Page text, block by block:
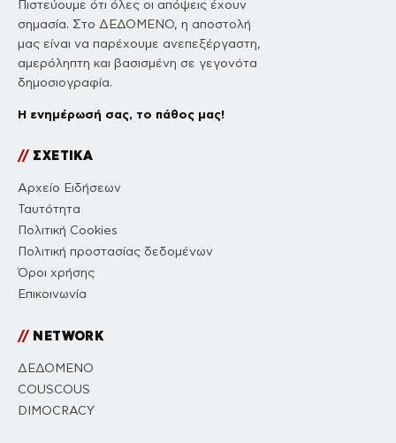
Πιστεύουμε ότι όλες οι απόψεις έχουν
σημασία. Στο ΔΕΔΟΜΕΝΟ, η αποστολή
μας είναι να παρέχουμε ανεπεξέργαστη,
αμερόληπτη και βασισμένη σε γεγονότα
δημοσιογραφία.
Η ενημέρωσή σας, το πάθος μας!
//ΣΧΕΤΙΚΑ
Αρχείο Ειδήσεων
Ταυτότητα
Πολιτική Cookies
Πολιτική προστασίας δεδομένων
Όροι χρήσης
Επικοινωνία
//NETWORK
ΔΕΔΟΜΕΝΟ
COUSCOUS
DIMOCRACY